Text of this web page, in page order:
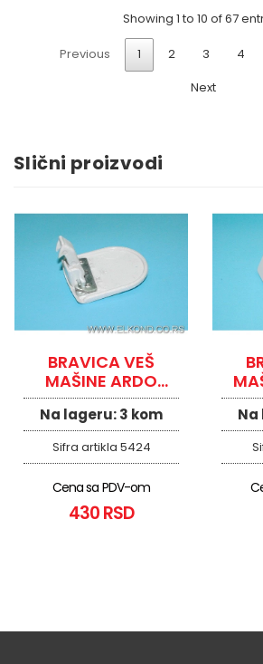
Showing 1 to 10 of 67
Previous 1 2 3 4
Next
Slični proizvodi
BRAVICA VEŠ
MAŠINE ARDO
134.12
Na lageru:3 kom
Sifra artikla 5424
Cena sa PDV-om
430 RSD